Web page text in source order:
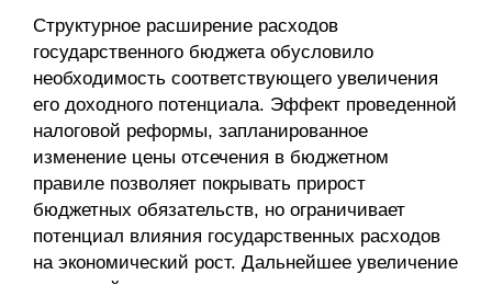
Структурное расширение расходов
государственного бюджета обусловило
необходимость соответствующего увеличения
его доходного потенциала. Эффект проведенной
налоговой реформы, запланированное
изменение цены отсечения в бюджетном
правиле позволяет покрывать прирост
бюджетных обязательств, но ограничивает
потенциал влияния государственных расходов
на экономический рост. Дальнейшее увеличение